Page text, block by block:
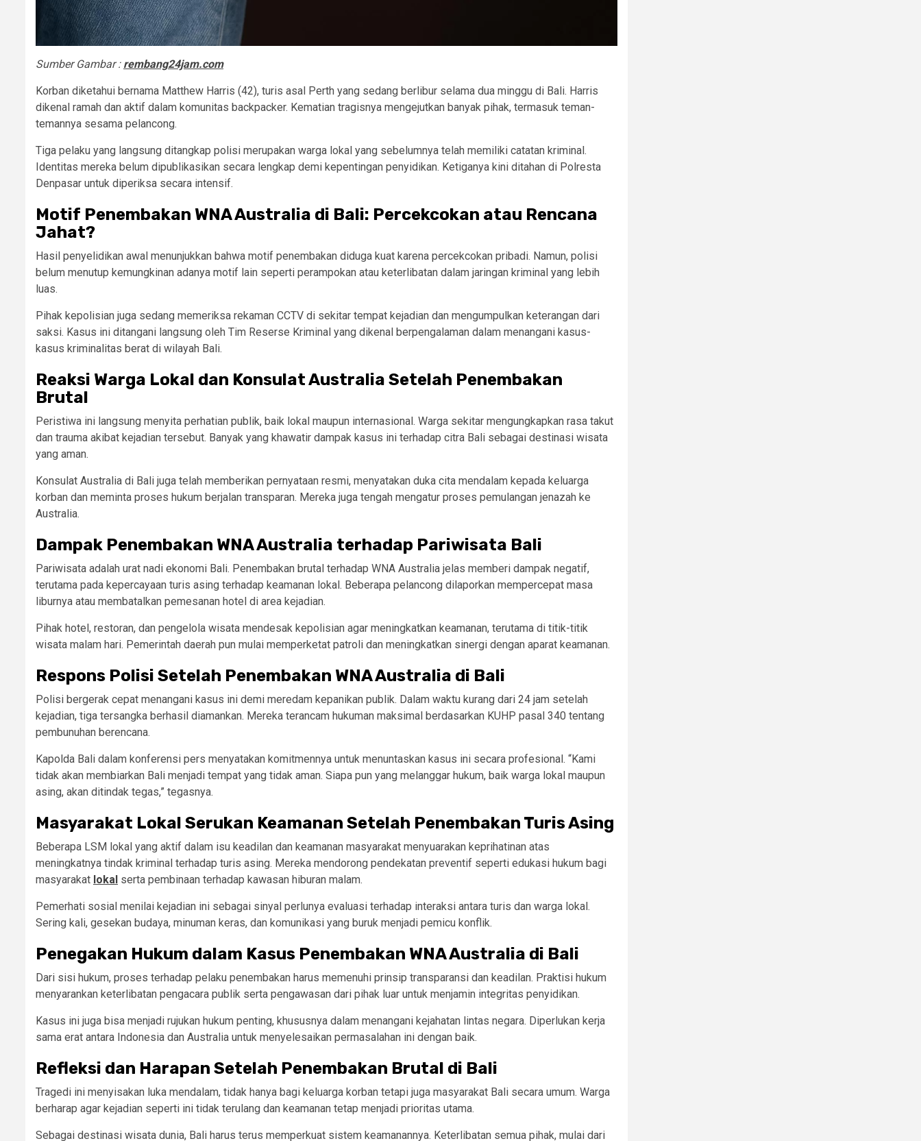
Sumber Gambar : rembang24jam.com
Korban diketahui bernama Matthew Harris (42), turis asal Perth yang sedang berlibur selama dua minggu di Bali. Harris
dikenal ramah dan aktif dalam komunitas backpacker. Kematian tragisnya mengejutkan banyak pihak, termasuk teman-
temannya sesama pelancong.
Tiga pelaku yang langsung ditangkap polisi merupakan warga lokal yang sebelumnya telah memiliki catatan kriminal.
Identitas mereka belum dipublikasikan secara lengkap demi kepentingan penyidikan. Ketiganya kini ditahan di Polresta
Denpasar untuk diperiksa secara intensif.
Motif Penembakan WNA Australia di Bali: Percekcokan atau Rencana
Jahat?
Hasil penyelidikan awal menunjukkan bahwa motif penembakan diduga kuat karena percekcokan pribadi. Namun, polisi
belum menutup kemungkinan adanya motif lain seperti perampokan atau keterlibatan dalam jaringan kriminal yang lebih
luas.
Pihak kepolisian juga sedang memeriksa rekaman CCTV di sekitar tempat kejadian dan mengumpulkan keterangan dari
saksi. Kasus ini ditangani langsung oleh Tim Reserse Kriminal yang dikenal berpengalaman dalam menangani kasus-
kasus kriminalitas berat di wilayah Bali.
Reaksi Warga Lokal dan Konsulat Australia Setelah Penembakan
Brutal
Peristiwa ini langsung menyita perhatian publik, baik lokal maupun internasional. Warga sekitar mengungkapkan rasa takut
dan trauma akibat kejadian tersebut. Banyak yang khawatir dampak kasus ini terhadap citra Bali sebagai destinasi wisata
yang aman.
Konsulat Australia di Bali juga telah memberikan pernyataan resmi, menyatakan duka cita mendalam kepada keluarga
korban dan meminta proses hukum berjalan transparan. Mereka juga tengah mengatur proses pemulangan jenazah ke
Australia.
Dampak Penembakan WNA Australia terhadap Pariwisata Bali
Pariwisata adalah urat nadi ekonomi Bali. Penembakan brutal terhadap WNA Australia jelas memberi dampak negatif,
terutama pada kepercayaan turis asing terhadap keamanan lokal. Beberapa pelancong dilaporkan mempercepat masa
liburnya atau membatalkan pemesanan hotel di area kejadian.
Pihak hotel, restoran, dan pengelola wisata mendesak kepolisian agar meningkatkan keamanan, terutama di titik-titik
wisata malam hari. Pemerintah daerah pun mulai memperketat patroli dan meningkatkan sinergi dengan aparat keamanan.
Respons Polisi Setelah Penembakan WNA Australia di Bali
Polisi bergerak cepat menangani kasus ini demi meredam kepanikan publik. Dalam waktu kurang dari 24 jam setelah
kejadian, tiga tersangka berhasil diamankan. Mereka terancam hukuman maksimal berdasarkan KUHP pasal 340 tentang
pembunuhan berencana.
Kapolda Bali dalam konferensi pers menyatakan komitmennya untuk menuntaskan kasus ini secara profesional. “Kami
tidak akan membiarkan Bali menjadi tempat yang tidak aman. Siapa pun yang melanggar hukum, baik warga lokal maupun
asing, akan ditindak tegas,” tegasnya.
Masyarakat Lokal Serukan Keamanan Setelah Penembakan Turis Asing
Beberapa LSM lokal yang aktif dalam isu keadilan dan keamanan masyarakat menyuarakan keprihatinan atas
meningkatnya tindak kriminal terhadap turis asing. Mereka mendorong pendekatan preventif seperti edukasi hukum bagi
masyarakat lokal serta pembinaan terhadap kawasan hiburan malam.
Pemerhati sosial menilai kejadian ini sebagai sinyal perlunya evaluasi terhadap interaksi antara turis dan warga lokal.
Sering kali, gesekan budaya, minuman keras, dan komunikasi yang buruk menjadi pemicu konflik.
Penegakan Hukum dalam Kasus Penembakan WNA Australia di Bali
Dari sisi hukum, proses terhadap pelaku penembakan harus memenuhi prinsip transparansi dan keadilan. Praktisi hukum
menyarankan keterlibatan pengacara publik serta pengawasan dari pihak luar untuk menjamin integritas penyidikan.
Kasus ini juga bisa menjadi rujukan hukum penting, khususnya dalam menangani kejahatan lintas negara. Diperlukan kerja
sama erat antara Indonesia dan Australia untuk menyelesaikan permasalahan ini dengan baik.
Refleksi dan Harapan Setelah Penembakan Brutal di Bali
Tragedi ini menyisakan luka mendalam, tidak hanya bagi keluarga korban tetapi juga masyarakat Bali secara umum. Warga
berharap agar kejadian seperti ini tidak terulang dan keamanan tetap menjadi prioritas utama.
Sebagai destinasi wisata dunia, Bali harus terus memperkuat sistem keamanannya. Keterlibatan semua pihak, mulai dari